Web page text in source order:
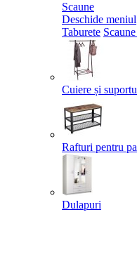
Scaune
Deschide meniul
Taburete
Cuiere și
Rafturi pentru
Dulapuri